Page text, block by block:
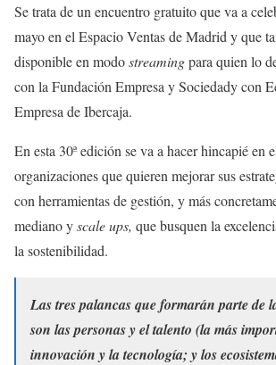
Se trata de un encuentro gratuito que va a
mayo en el Espacio Ventas de Madrid y que
disponible en modostreamingpara quien lo
con la Fundación Empresa y Sociedady con
Empresa de Ibercaja.
En esta 30ª edición se va a hacer hincapié en
organizaciones que quieren mejorar sus
con herramientas de gestión, y más
mediano yscale ups, que busquen la
la sostenibilidad.
Las tres palancas que formarán parte de
son las personas y el talento (la más
innovación y la tecnología; y los